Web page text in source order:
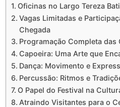
Oficinas no Largo Tereza
Vagas Limitadas e
Chegada
Programação Completa das
Capoeira: Uma Arte que
Dança: Movimento e
Percussão: Ritmos e
O Papel do Festival na
Atraindo Visitantes para o